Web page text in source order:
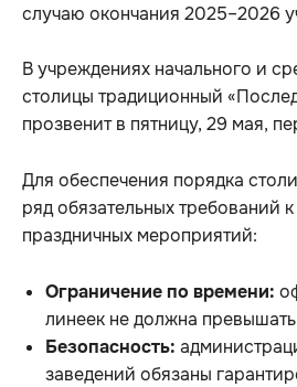
случаю окончания 2025–2026
В учреждениях начального и
столицы традиционный
прозвенит в пятницу, 29 мая,
Для обеспечения порядка
ряд обязательных требований
праздничных мероприятий:
Ограничение по времени:
линеек не должна
Безопасность:
заведений обязаны